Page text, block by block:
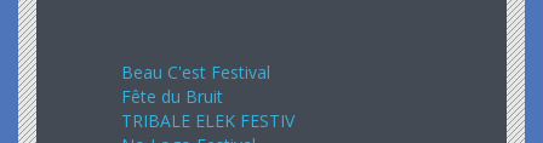
Beau C'est Festival
Fête du Bruit
TRIBALE ELEK FESTIV